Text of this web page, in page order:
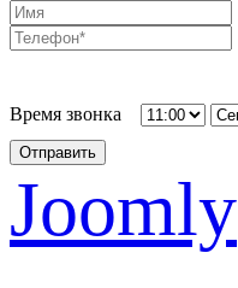
Время звонка
Отправить
Joomly